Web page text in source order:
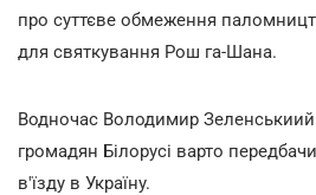
про суттєве обмеження
для святкування Рош га-Шана.
Водночас Володимир
громадян Білорусі варто
в'їзду в Україну.